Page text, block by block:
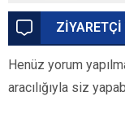
ZİYARETÇİ
Henüz yorum
aracılığıyla siz